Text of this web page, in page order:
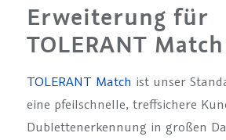
Erweiterung für
TOLERANT Match
TOLERANT Match ist unser
eine pfeilschnelle, treffsichere
Dublettenerkennung in großen